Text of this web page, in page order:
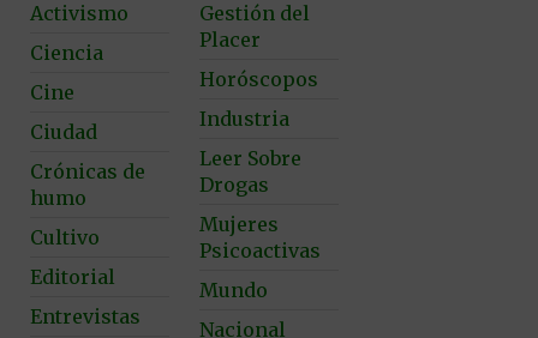
Activismo
Ciencia
Cine
Ciudad
Crónicas de
humo
Cultivo
Editorial
Entrevistas
Gestión del
Placer
Horóscopos
Industria
Leer Sobre
Drogas
Mujeres
Psicoactivas
Mundo
Nacional